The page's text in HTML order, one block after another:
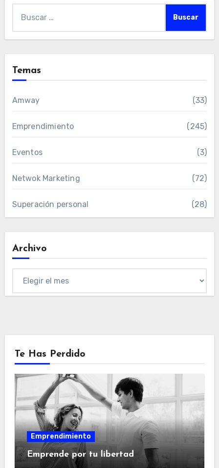
Temas
Amway (33)
Emprendimiento (245)
Eventos (3)
Netwok Marketing (72)
Superación personal (28)
Archivo
Te Has Perdido
Emprendimiento
Emprende por tu libertad